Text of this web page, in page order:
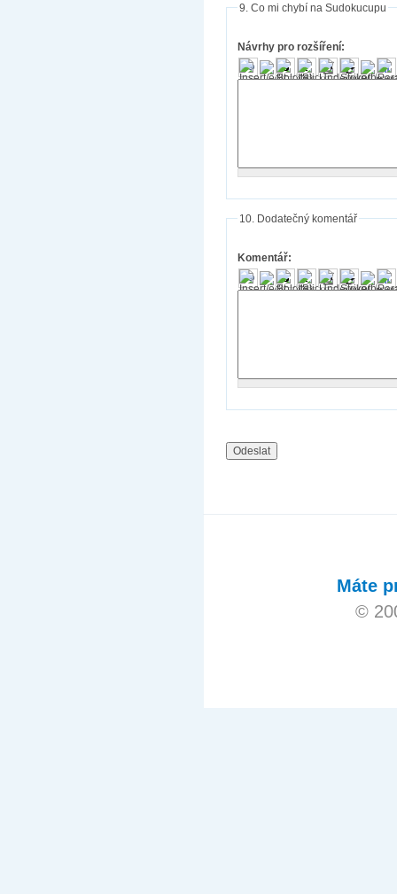
9. Co mi chybí na Sudokucupu
Návrhy pro rozšíření:
10. Dodatečný komentář
Komentář:
Máte
©